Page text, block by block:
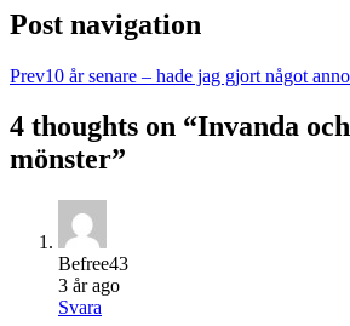
Post navigation
Prev10 år senare – hade jag gjort något
4 thoughts on “Invanda
mönster”
Befree43
3 år ago
Svara